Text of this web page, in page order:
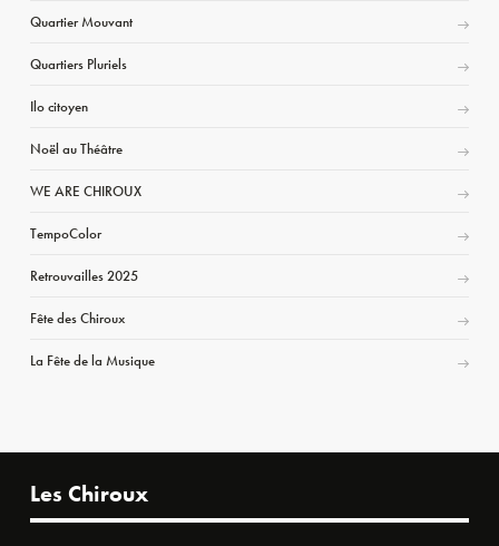
Quartier Mouvant
Quartiers Pluriels
Ilo citoyen
Noël au Théâtre
WE ARE CHIROUX
TempoColor
Retrouvailles 2025
Fête des Chiroux
La Fête de la Musique
Les Chiroux